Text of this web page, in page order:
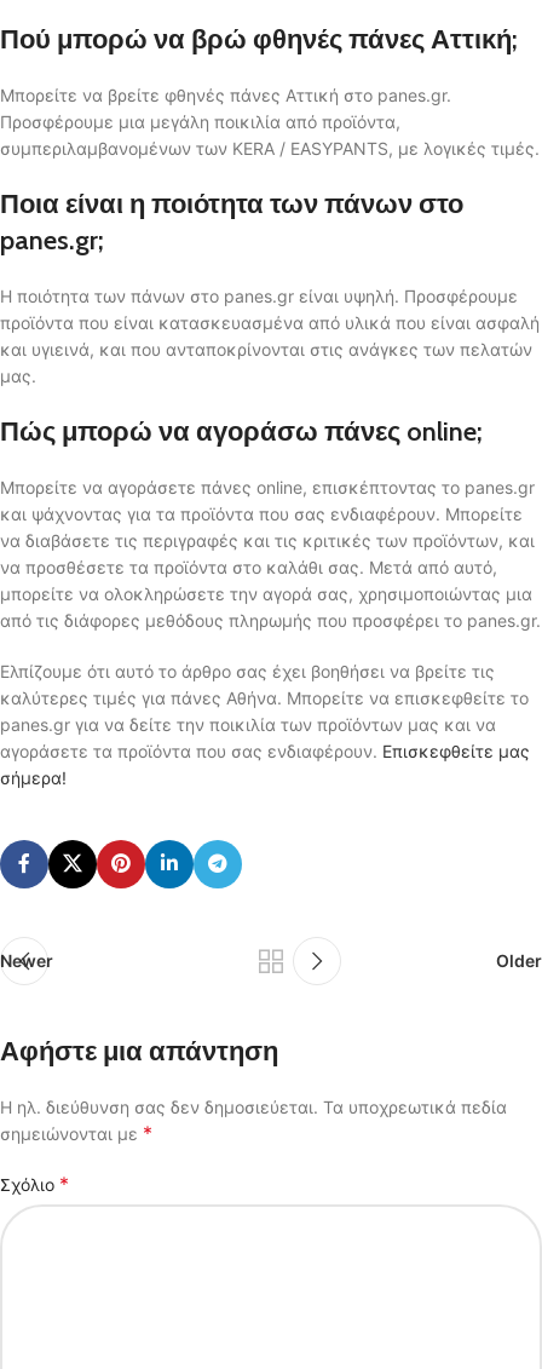
Πού μπορώ να βρώ φθηνές πάνες Αττική;
Μπορείτε να βρείτε φθηνές πάνες Αττική στο panes.gr.
Προσφέρουμε μια μεγάλη ποικιλία από προϊόντα,
συμπεριλαμβανομένων των KERA / EASYPANTS, με λογικές τιμές.
Ποια είναι η ποιότητα των πάνων στο
panes.gr;
Η ποιότητα των πάνων στο panes.gr είναι υψηλή. Προσφέρουμε
προϊόντα που είναι κατασκευασμένα από υλικά που είναι ασφαλή
και υγιεινά, και που ανταποκρίνονται στις ανάγκες των πελατών
μας.
Πώς μπορώ να αγοράσω πάνες online;
Μπορείτε να αγοράσετε πάνες online, επισκέπτοντας το panes.gr
και ψάχνοντας για τα προϊόντα που σας ενδιαφέρουν. Μπορείτε
να διαβάσετε τις περιγραφές και τις κριτικές των προϊόντων, και
να προσθέσετε τα προϊόντα στο καλάθι σας. Μετά από αυτό,
μπορείτε να ολοκληρώσετε την αγορά σας, χρησιμοποιώντας μια
από τις διάφορες μεθόδους πληρωμής που προσφέρει το panes.gr.
Ελπίζουμε ότι αυτό το άρθρο σας έχει βοηθήσει να βρείτε τις
καλύτερες τιμές για πάνες Αθήνα. Μπορείτε να επισκεφθείτε το
panes.gr για να δείτε την ποικιλία των προϊόντων μας και να
αγοράσετε τα προϊόντα που σας ενδιαφέρουν. Επισκεφθείτε μας
σήμερα!
Newer Older
Αφήστε μια απάντηση
Η ηλ. διεύθυνση σας δεν δημοσιεύεται. Τα υποχρεωτικά πεδία
σημειώνονται με *
Σχόλιο *